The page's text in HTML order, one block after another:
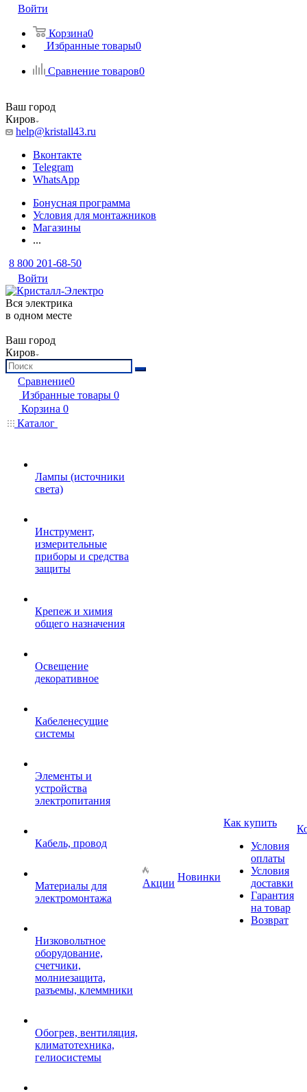
Войти
Корзина0
Избранные товары0
Сравнение товаров0
Ваш город
Киров
help@kristall43.ru
Вконтакте
Telegram
WhatsApp
Бонусная программа
Условия для монтажников
Магазины
...
8 800 201-68-50
Войти
Вся электрика
в одном месте
Ваш город
Киров
Сравнение0
Избранные товары 0
Корзина 0
Каталог
Лампы (источники
света)
Инструмент,
измерительные
приборы и средства
защиты
Крепеж и химия
общего назначения
Освещение
декоративное
Кабеленесущие
системы
Элементы и
устройства
электропитания
Кабель, провод
Материалы для
электромонтажа
Низковольтное
оборудование,
счетчики,
молниезащита,
разъемы, клеммники
Обогрев, вентиляция,
климатотехника,
гелиосистемы
Акции
Новинки
Как купить
Условия
оплаты
Условия
доставки
Гарантия
на товар
Возврат